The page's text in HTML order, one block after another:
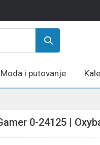
Moda i putovanje
0-24125 |